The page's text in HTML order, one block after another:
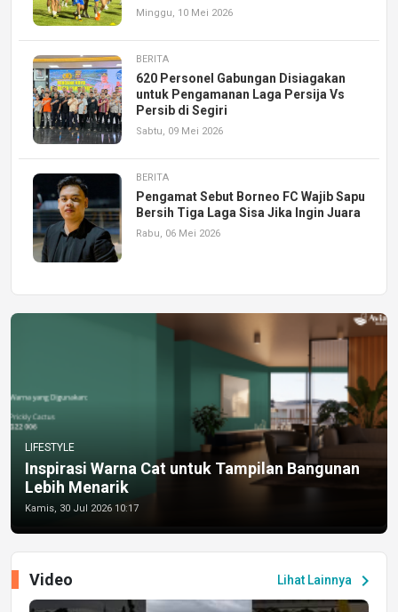
Minggu, 10 Mei 2026
BERITA
620 Personel Gabungan Disiagakan
untuk Pengamanan Laga Persija Vs
Persib di Segiri
Sabtu, 09 Mei 2026
BERITA
Pengamat Sebut Borneo FC Wajib Sapu
Bersih Tiga Laga Sisa Jika Ingin Juara
Rabu, 06 Mei 2026
LIFESTYLE
Inspirasi Warna Cat untuk Tampilan Bangunan
Lebih Menarik
Kamis, 30 Jul 2026 10:17
Lihat Lainnya chevron_right
Video